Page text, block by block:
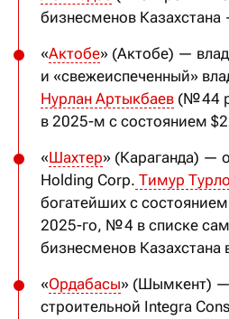
бизнесменов
«Актобе» (Актобе) —
и «свежеиспеченный»
Нурлан Артыкбаев (№ 44
в 2025-м с состоянием
«Шахтер» (Караганда) —
Holding Corp. Тимур
богатейших с
2025-го, № 4 в списке
бизнесменов Казахстана
«Ордабасы» (Шымкент)
строительной Integra